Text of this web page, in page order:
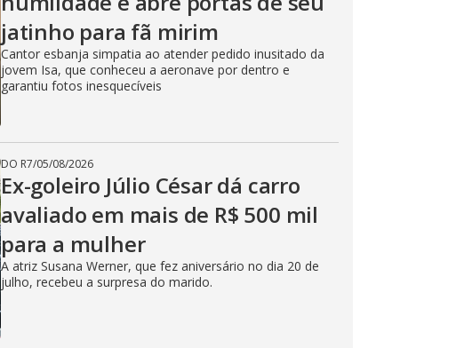
jatinho para fã mirim
Cantor esbanja simpatia ao atender pedido inusitado da
jovem Isa, que conheceu a aeronave por dentro e
garantiu fotos inesquecíveis
DO R7/05/08/2026
Ex-goleiro Júlio César dá carro
avaliado em mais de R$ 500 mil
para a mulher
A atriz Susana Werner, que fez aniversário no dia 20 de
julho, recebeu a surpresa do marido.